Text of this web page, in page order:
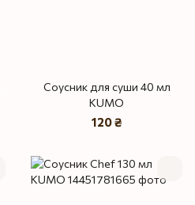
Соусник для суши 40 мл
KUMO
120 ₴